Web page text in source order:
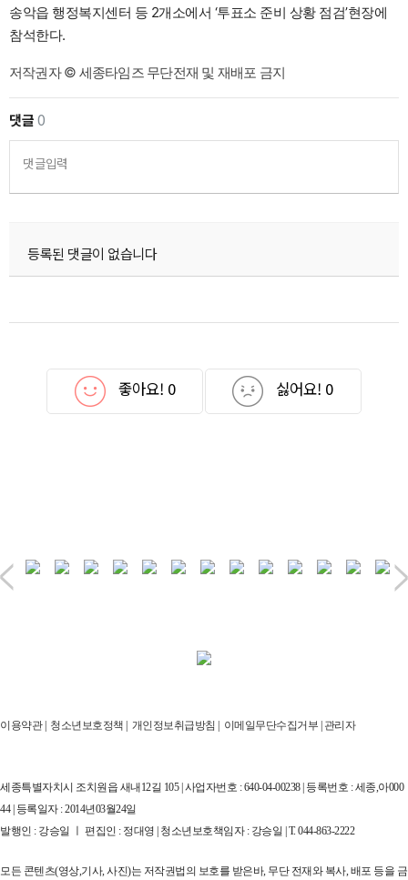
송악읍 행정복지센터 등 2개소에서 ‘투표소 준비 상황 점검’현장에
참석한다.
저작권자 © 세종타임즈 무단전재 및 재배포 금지
댓글0
댓글입력
등록된 댓글이 없습니다
좋아요! 0 싫어요! 0
이용약관| 청소년보호정책 | 개인정보취급방침 | 이메일무단수집거부 | 관리자
세종특별자치시 조치원읍 새내12길 105 | 사업자번호 : 640-04-00238 | 등록번호 : 세종,아000
44 | 등록일자 : 2014년03월24일
발행인 : 강승일 ㅣ 편집인 : 정대영 | 청소년보호책임자 : 강승일 | T. 044-863-2222
모든 콘텐츠(영상,기사, 사진)는 저작권법의 보호를 받은바, 무단 전재와 복사, 배포 등을 금